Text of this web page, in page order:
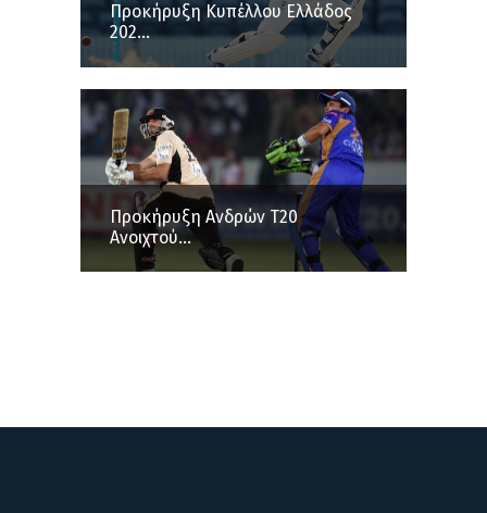
Προκήρυξη Κυπέλλου Ελλάδος
202...
Προκήρυξη Ανδρών Τ20
Ανοιχτού...